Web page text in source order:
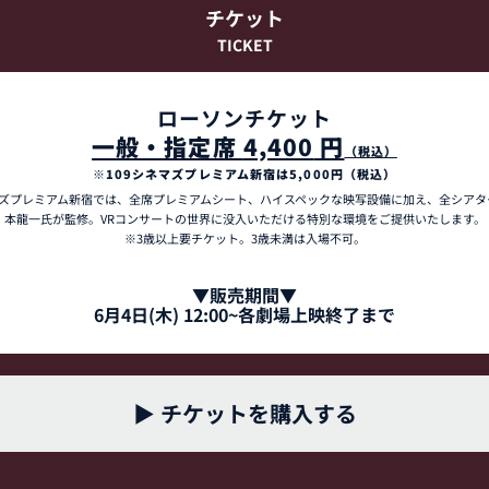
チケット
TICKET
ローソンチケット
一般・指定席 4,400 円
（税込）
※109シネマズプレミアム新宿は5,000円（税込）
プレミアム新宿では、全席プレミアムシート、ハイスペックな映写設備に加え、全シア
本龍一氏が監修。VRコンサートの世界に没入いただける特別な環境をご提供いたします。
※3歳以上要チケット。3歳未満は入場不可。
▼販売期間▼
6月4日(木) 12:00~各劇場上映終了まで
▶ チケットを購入する